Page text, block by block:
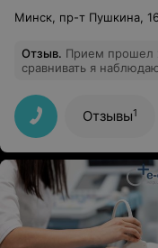
Минск, пр-т Пушкина,
Отзыв. Прием прошел
сравнивать я
внимательностью
огромному сожалению
учреждениях могут
Ответила на все мои
действий. Я даже
платной клинике.
уважительное
стоит.
Отзывы1